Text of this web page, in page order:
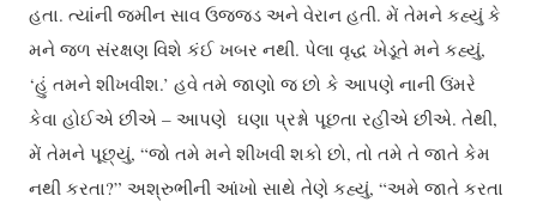
હતા. ત્યાંની જમીન સાવ ઉજ્જડ અને વેરાન હતી. મેં તેમને કહ્યું કે
મને જળ સંરક્ષણ વિશે કંઈ ખબર નથી. પેલા વૃદ્ધ ખેડૂતે મને કહ્યું,
‘હું તમને શીખવીશ.’ હવે તમે જાણો જ છો કે આપણે નાની ઉંમરે
કેવા હોઈએ છીએ – આપણે ઘણા પ્રશ્નો પૂછતા રહીએ છીએ. તેથી,
મેં તેમને પૂછ્યું, “જો તમે મને શીખવી શકો છો, તો તમે તે જાતે કેમ
નથી કરતા?” અશ્રુભીની આંખો સાથે તેણે કહ્યું, “અમે જાતે કરતા